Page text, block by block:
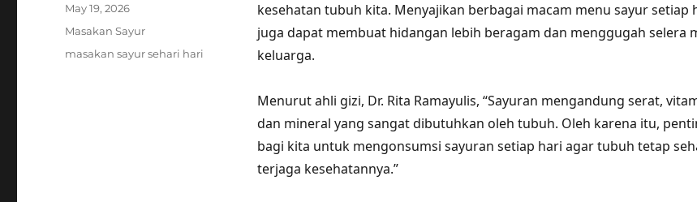
kesehatan tubuh kita. Menyajikan berbagai macam menu sayur setiap
juga dapat membuat hidangan lebih beragam dan menggugah selera
keluarga.
Menurut ahli gizi, Dr. Rita Ramayulis, “Sayuran mengandung serat,
dan mineral yang sangat dibutuhkan oleh tubuh. Oleh karena itu,
bagi kita untuk mengonsumsi sayuran setiap hari agar tubuh tetap
terjaga kesehatannya.”
Posted
May 19, 2026
Categories
Masakan Sayur
Tags
masakan sayur sehari hari